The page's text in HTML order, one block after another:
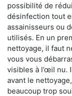
possibilité de
désinfection tout
assainisseurs ou
utilisés. En un
nettoyage, il faut
vous vous
visibles à l’œil nu.
avant le
beaucoup trop